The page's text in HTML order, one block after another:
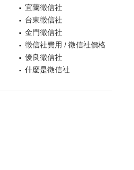
宜蘭徵信社
台東徵信社
金門徵信社
徵信社費用 / 徵信社價格
優良徵信社
什麼是徵信社